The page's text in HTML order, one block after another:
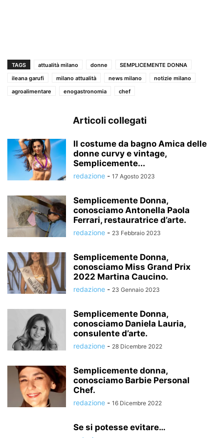
TAGS attualità milano donne
SEMPLICEMENTE DONNA
ileana garufi
milano attualità news milano
notizie milano
agroalimentare
enogastronomia chef
Articoli collegati
Il costume da bagno Amica delle
donne curvy e vintage,
Semplicemente...
redazione - 17 Agosto 2023
Semplicemente Donna,
conosciamo Antonella Paola
Ferrari, restauratrice d’arte.
redazione - 23 Febbraio 2023
Semplicemente Donna,
conosciamo Miss Grand Prix
2022 Martina Caucino.
redazione - 23 Gennaio 2023
Semplicemente Donna,
conosciamo Daniela Lauria,
consulente d’arte.
redazione - 28 Dicembre 2022
Semplicemente donna,
conosciamo Barbie Personal
Chef.
redazione - 16 Dicembre 2022
Se si potesse evitare…